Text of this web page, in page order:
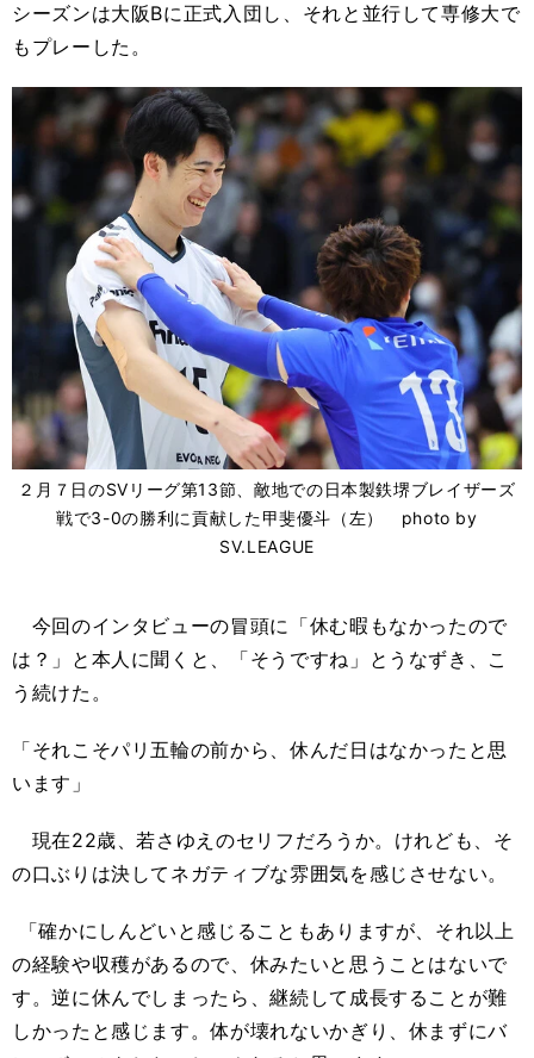
シーズンは大阪Bに正式入団し、それと並行して専修大で
もプレーした。
２月７日のSVリーグ第13節、敵地での日本製鉄堺ブレイザーズ
戦で3-0の勝利に貢献した甲斐優斗（左） photo by
SV.LEAGUE
今回のインタビューの冒頭に「休む暇もなかったので
は？」と本人に聞くと、「そうですね」とうなずき、こ
う続けた。
「それこそパリ五輪の前から、休んだ日はなかったと思
います」
現在22歳、若さゆえのセリフだろうか。けれども、そ
の口ぶりは決してネガティブな雰囲気を感じさせない。
「確かにしんどいと感じることもありますが、それ以上
の経験や収穫があるので、休みたいと思うことはないで
す。逆に休んでしまったら、継続して成長することが難
しかったと感じます。体が壊れないかぎり、休まずにバ